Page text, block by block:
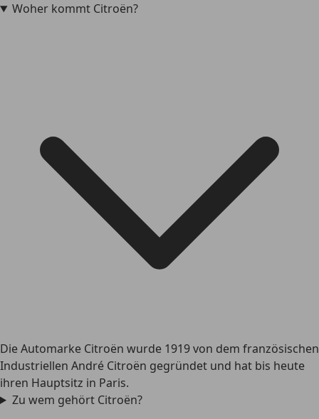
Woher kommt Citroën?
Die Automarke Citroën wurde 1919 von dem französischen
Industriellen André Citroën gegründet und hat bis heute
ihren Hauptsitz in Paris.
Zu wem gehört Citroën?